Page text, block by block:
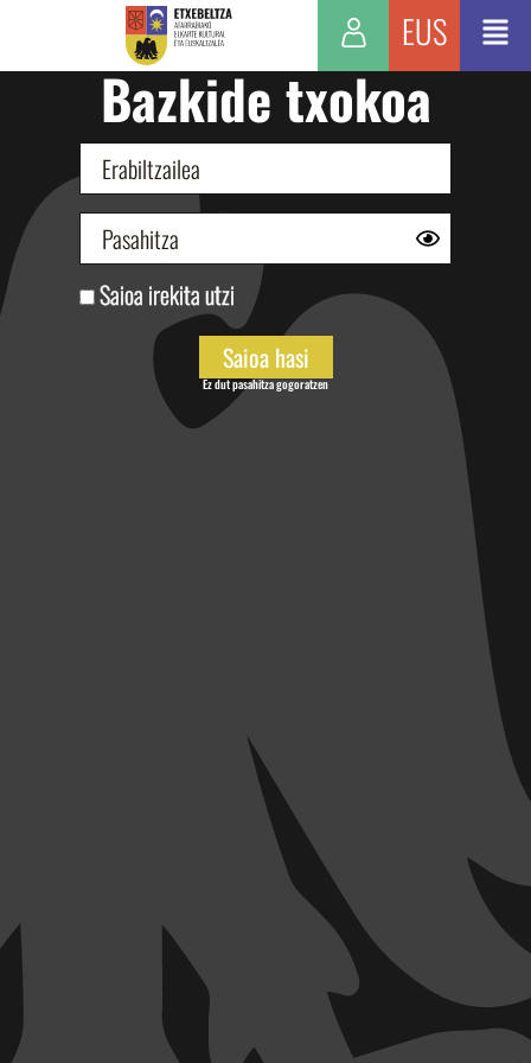
EUS
Bazkide txokoa
Saioa irekita utzi
Ez dut pasahitza gogoratzen